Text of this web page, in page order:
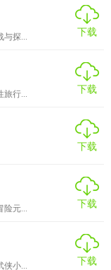
作或追求信息整理
的好帮手。它不仅
升的理想选择。
与探...
下载
旅行...
下载
下载
险元...
下载
侠小...
下载